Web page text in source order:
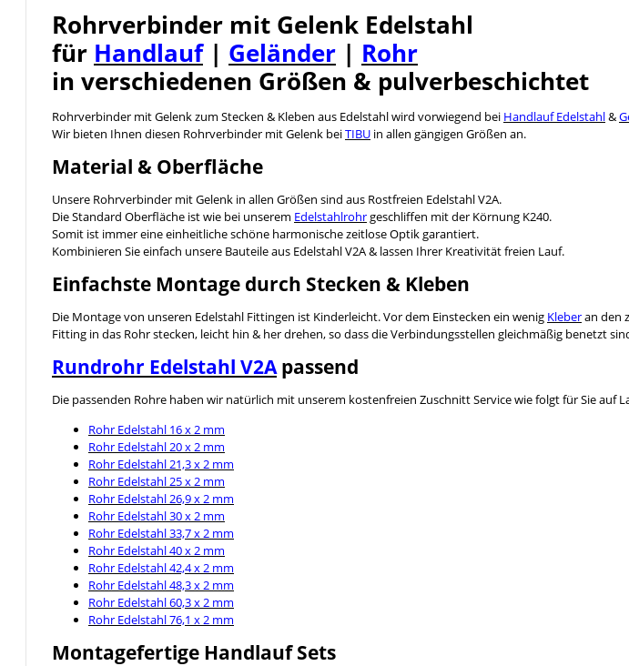
Rohrverbinder mit Gelenk Edelstahl
für Handlauf| Geländer | Rohr
in verschiedenen Größen & pulverbeschichtet
Rohrverbinder mit Gelenk zum Stecken & Kleben aus Edelstahl wird vorwiegend bei Handlauf Edelstahl&
Wir bieten Ihnen diesen Rohrverbinder mit Gelenk beiTIBU in allen gängigen Größen an.
Material & Oberfläche
Unsere Rohrverbinder mit Gelenk in allen Größen sind aus Rostfreien Edelstahl V2A.
Die Standard Oberfläche ist wie bei unserem Edelstahlrohrgeschliffen mit der Körnung K240.
Somit ist immer eine einheitliche schöne harmonische zeitlose Optik garantiert.
Kombinieren Sie einfach unsere Bauteile aus Edelstahl V2A & lassen Ihrer Kreativität freien Lauf.
Einfachste Montage durch Stecken & Kleben
Die Montage von unseren Edelstahl Fittingen ist Kinderleicht. Vor dem Einstecken ein wenig Kleberan den
Fitting in das Rohr stecken, leicht hin & her drehen, so dass die Verbindungsstellen gleichmäßig benetzt
Rundrohr Edelstahl V2Apassend
Die passenden Rohre haben wir natürlich mit unserem kostenfreien Zuschnitt Service wie folgt für Sie auf
Rohr Edelstahl 16 x 2 mm
Rohr Edelstahl 20 x 2 mm
Rohr Edelstahl 21,3 x 2 mm
Rohr Edelstahl 25 x 2 mm
Rohr Edelstahl 26,9 x 2 mm
Rohr Edelstahl 30 x 2 mm
Rohr Edelstahl 33,7 x 2 mm
Rohr Edelstahl 40 x 2 mm
Rohr Edelstahl 42,4 x 2 mm
Rohr Edelstahl 48,3 x 2 mm
Rohr Edelstahl 60,3 x 2 mm
Rohr Edelstahl 76,1 x 2 mm
Montagefertige Handlauf Sets